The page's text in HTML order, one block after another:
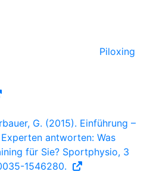
Piloxing
G. (2015). Einführung –
antworten: Was
für Sie? Sportphysio, 3
1546280.